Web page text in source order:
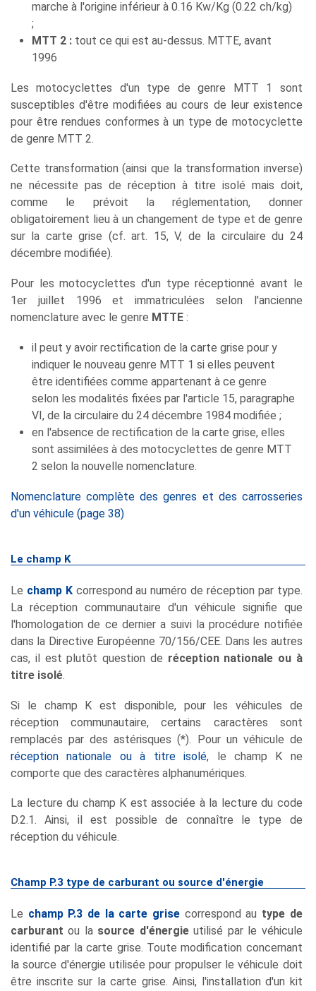
marche à l'origine inférieur à 0.16 Kw/Kg (0.22 ch/kg)
;
MTT 2 : tout ce qui est au-dessus. MTTE, avant
1996
Les motocyclettes d'un type de genre MTT 1 sont
susceptibles d'être modifiées au cours de leur existence
pour être rendues conformes à un type de motocyclette
de genre MTT 2.
Cette transformation (ainsi que la transformation inverse)
ne nécessite pas de réception à titre isolé mais doit,
comme le prévoit la réglementation, donner
obligatoirement lieu à un changement de type et de genre
sur la carte grise (cf. art. 15, V, de la circulaire du 24
décembre modifiée).
Pour les motocyclettes d'un type réceptionné avant le
1er juillet 1996 et immatriculées selon l'ancienne
nomenclature avec le genre MTTE :
il peut y avoir rectification de la carte grise pour y
indiquer le nouveau genre MTT 1 si elles peuvent
être identifiées comme appartenant à ce genre
selon les modalités fixées par l'article 15, paragraphe
VI, de la circulaire du 24 décembre 1984 modifiée ;
en l'absence de rectification de la carte grise, elles
sont assimilées à des motocyclettes de genre MTT
2 selon la nouvelle nomenclature.
Nomenclature complète des genres et des carrosseries
d'un véhicule (page 38)
Le champ K
Le champ Kcorrespond au numéro de réception par type.
La réception communautaire d'un véhicule signifie que
l'homologation de ce dernier a suivi la procédure notifiée
dans la Directive Européenne 70/156/CEE. Dans les autres
cas, il est plutôt question de réception nationale ou à
titre isolé.
Si le champ K est disponible, pour les véhicules de
réception communautaire, certains caractères sont
remplacés par des astérisques (*). Pour un véhicule de
réception nationale ou à titre isolé, le champ K ne
comporte que des caractères alphanumériques.
La lecture du champ K est associée à la lecture du code
D.2.1. Ainsi, il est possible de connaître le type de
réception du véhicule.
Champ P.3 type de carburant ou source d'énergie
Le champ P.3 de la carte grise correspond au type de
carburant ou la source d'énergieutilisé par le véhicule
identifié par la carte grise. Toute modification concernant
la source d'énergie utilisée pour propulser le véhicule doit
être inscrite sur la carte grise. Ainsi, l'installation d'un kit